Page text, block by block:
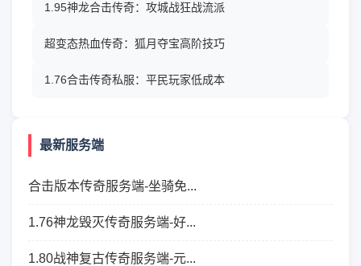
1.95神龙合击传奇：攻城战狂战流派
超变态热血传奇：狐月夺宝高阶技巧
1.76合击传奇私服：平民玩家低成本
最新服务端
合击版本传奇服务端-坐骑免...
1.76神龙毁灭传奇服务端-好...
1.80战神复古传奇服务端-元...